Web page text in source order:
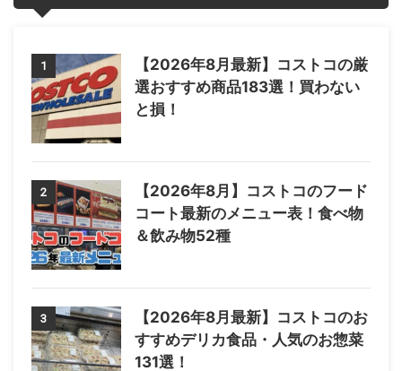
1
【2026年8月最新】コストコの厳
選おすすめ商品183選！買わない
と損！
2
【2026年8月】コストコのフード
コート最新のメニュー表！食べ物
＆飲み物52種
3
【2026年8月最新】コストコのお
すすめデリカ食品・人気のお惣菜
131選！